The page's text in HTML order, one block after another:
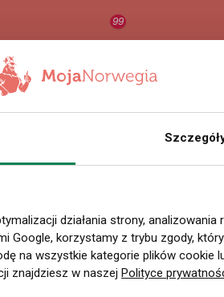
99
działania strony,
Google, korzystamy z trybu zgody,
na wszystkie kategorie plików cookie
znajdziesz w naszej Polityce